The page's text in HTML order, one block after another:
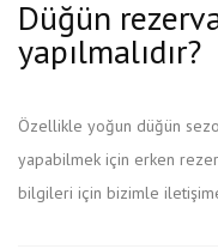
Düğün
yapılmalıdır?
Özellikle yoğun düğün
yapabilmek için erken
bilgileri için bizimle